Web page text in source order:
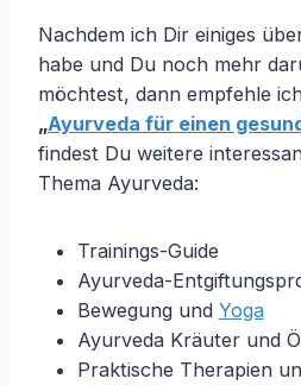
Nachdem ich Dir einiges
habe und Du noch mehr
möchtest, dann empfehle
„Ayurveda für einen
findest Du weitere
Thema Ayurveda:
Trainings-Guide
Ayurveda-
Bewegung und Yoga
Ayurveda Kräuter und
Praktische Therapien